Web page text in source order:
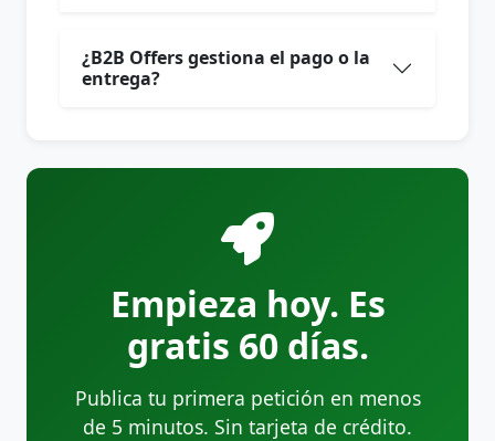
¿B2B Offers gestiona el pago o la
entrega?
Empieza hoy. Es
gratis 60 días.
Publica tu primera petición en menos
de 5 minutos. Sin tarjeta de crédito.